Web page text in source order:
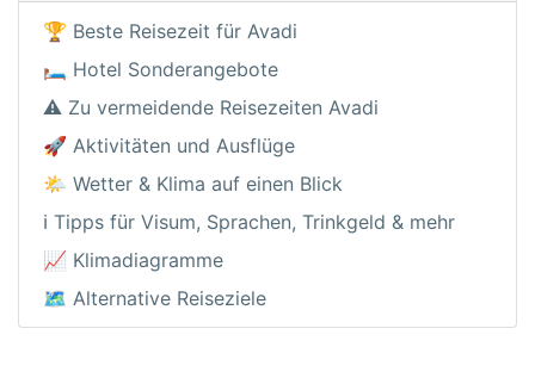
🏆 Beste Reisezeit für Avadi
🛏️ Hotel Sonderangebote
⚠️ Zu vermeidende Reisezeiten Avadi
🚀 Aktivitäten und Ausflüge
🌤️ Wetter & Klima auf einen Blick
ℹ️ Tipps für Visum, Sprachen, Trinkgeld & mehr
📈 Klimadiagramme
🗺️ Alternative Reiseziele